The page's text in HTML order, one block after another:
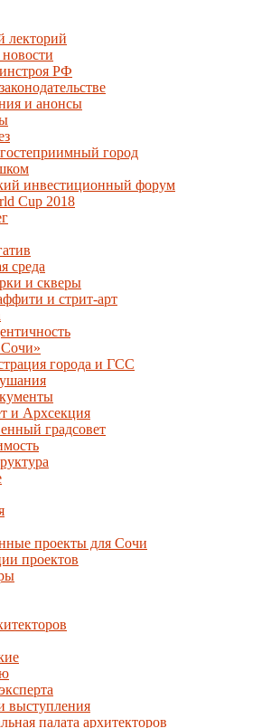
лекторий
РФ
и анонсы
город
инвестиционный форум
Cup 2018
среда
и скверы
и стрит-арт
города и ГСС
и Архсекция
градсовет
проекты для Сочи
проектов
выступления
палата архитекторов